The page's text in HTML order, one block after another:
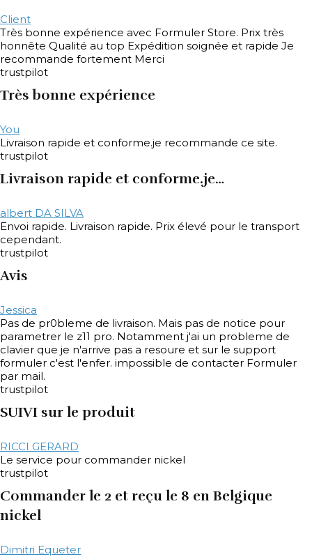
Client
Très bonne expérience avec Formuler Store. Prix très
honnête Qualité au top Expédition soignée et rapide Je
recommande fortement Merci
trustpilot
Très bonne expérience
You
Livraison rapide et conforme.je recommande ce site.
trustpilot
Livraison rapide et conforme.je…
albert DA SILVA
Envoi rapide. Livraison rapide. Prix élevé pour le transport
cependant.
trustpilot
Avis
Jessica
Pas de pr0bleme de livraison. Mais pas de notice pour
parametrer le z11 pro. Notamment j'ai un probleme de
clavier que je n'arrive pas a resoure et sur le support
formuler c'est l'enfer. impossible de contacter Formuler
par mail.
trustpilot
SUIVI sur le produit
RICCI GERARD
Le service pour commander nickel
trustpilot
Commander le 2 et reçu le 8 en Belgique
nickel
Dimitri Equeter